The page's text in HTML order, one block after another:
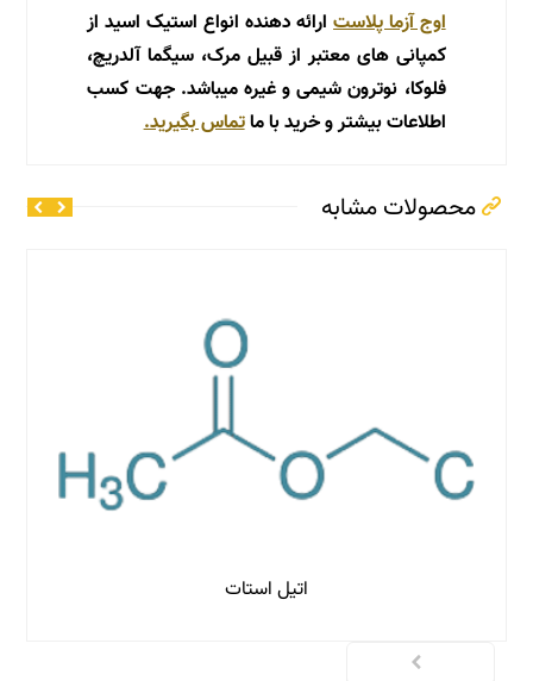
اوج آزما پلاستارائه دهنده انواع استیک اسید از
کمپانی های معتبر از قبیل مرک، سیگما آلدریچ،
فلوکا، نوترون شیمی و غیره میباشد. جهت کسب
اطلاعات بیشتر و خرید با ماتماس بگیرید.
محصولات مشابه
اتیل استات